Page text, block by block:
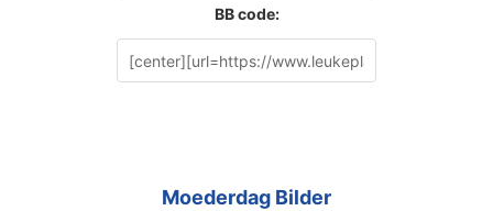
BB code:
Moederdag Bilder